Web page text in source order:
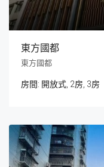
東方國都
東方國都
房間: 開放式, 2房, 3房